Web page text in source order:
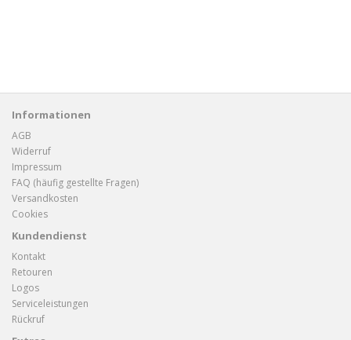
Informationen
AGB
Widerruf
Impressum
FAQ (häufig gestellte Fragen)
Versandkosten
Cookies
Kundendienst
Kontakt
Retouren
Logos
Serviceleistungen
Rückruf